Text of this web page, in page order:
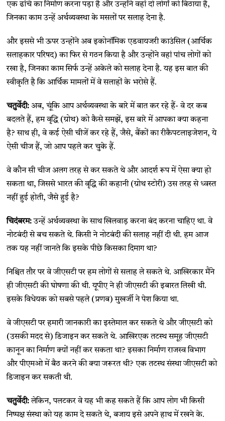
एक ढांचे का निर्माण करना पड़ा है और उन्होंने वहां दो लोगों को बिठाया है,
जिनका काम उन्हें अर्थव्यवस्था के मसलों पर सलाह देना है.
और इससे भी ऊपर उन्होंने अब इकोनॉमिक एडवायजरी काउंसिल (आर्थिक
सलाहकार परिषद) का फिर से गठन किया है और उन्होंने वहां पांच लोगों को
रखा है, जिनका काम सिर्फ उन्हें अकेले को सलाह देना है. यह इस बात की
स्वीकृति है कि आर्थिक मामलों में वे सलाहों के भरोसे हैं.
चतुर्वेदी: अब, चूंकि आप अर्थव्यवस्था के बारे में बात कर रहे हैं- वे दर कब
बदलते हैं, हम वृद्धि (ग्रोथ) को कैसे समझें, इस बारे में आपका क्या कहना
है? साथ ही, वे कई ऐसी चीजें कर रहे हैं, जैसे, बैंकों का रीकैपटलाइजेशन, ये
ऐसी चीज हैं, जो आप पहले कर चुके हैं.
वे कौन सी चीज अलग तरह से कर सकते थे और आदर्श रूप में ऐसा क्या हो
सकता था, जिससे भारत की वृद्धि की कहानी (ग्रोथ स्टोरी) उस तरह से ध्वस्त
नहीं हुई होती, जैसे हुई है?
चिदंबरम:उन्हें अर्थव्यवस्था के साथ खिलवाड़ करना बंद करना चाहिए था. वे
नोटबंदी से बच सकते थे. किसी ने नोटबंदी की सलाह नहीं दी थी. हम आज
तक यह नहीं जानते कि इसके पीछे किसका दिमाग था?
निश्चित तौर पर वे जीएसटी पर हम लोगों से सलाह ले सकते थे. आखिरकार मैंने
ही जीएसटी की घोषणा की थी. यूपीए ने ही जीएसटी की इबारत लिखी थी.
इसके विधेयक को सबसे पहले (प्रणब) मुखर्जी ने पेश किया था.
वे जीएसटी पर हमारी जानकारी का इस्तेमाल कर सकते थे और जीएसटी को
(उसकी मदद से) डिजाइन कर सकते थे. आखिरएक तटस्थ समूह जीएसटी
कानून का निर्माण क्यों नहीं कर सकता था? इसका निर्माण राजस्व विभाग
और पीएमओ में बैठ करने की क्या जरूरत थी? एक तटस्थ संस्था जीएसटी को
डिजाइन कर सकती थी.
चतुर्वेदी:लेकिन, पलटकर वे यह भी कह सकते हैं कि आप लोग भी किसी
निष्पक्ष संस्था को यह काम दे सकते थे, बजाय इसे अपने हाथ में रखने के.